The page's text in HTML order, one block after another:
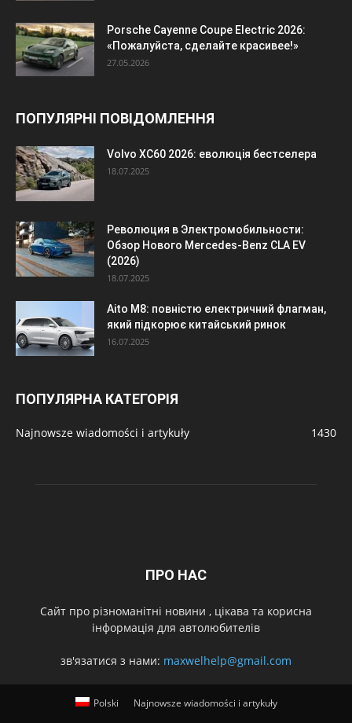
Porsche Cayenne Coupe Electric 2026:
«Пожалуйста, сделайте красивее!»
27.05.2026
ПОПУЛЯРНІ ПОВІДОМЛЕННЯ
Volvo XC60 2026: еволюція бестселера
18.07.2025
Революция в Электромобильности:
Обзор Нового Mercedes-Benz CLA EV
(2026)
18.07.2025
Aito M8: повністю електричний флагман,
який підкорює китайський ринок
16.07.2025
ПОПУЛЯРНА КАТЕГОРІЯ
Najnowsze wiadomości i artykuły 1430
ПРО НАС
Cайт про різноманітні новини , цікава та корисна
інформація для автолюбителів
зв'язатися з нами: maxwelhelp@gmail.com
Polski Najnowsze wiadomości i artykuły